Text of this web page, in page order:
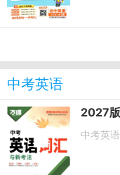
中考英语
中考英语